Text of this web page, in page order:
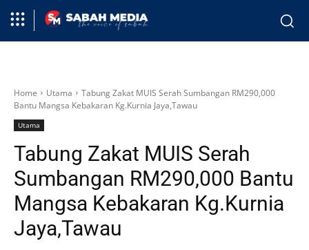
Home Utama
Tabung Zakat MUIS Serah Sumbangan RM290,000
Bantu Mangsa Kebakaran Kg.Kurnia Jaya,Tawau
Utama
Tabung Zakat MUIS Serah
Sumbangan RM290,000 Bantu
Mangsa Kebakaran Kg.Kurnia
Jaya,Tawau